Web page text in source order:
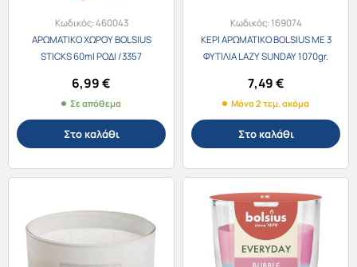
Κωδικός:460043
ΑΡΩΜΑΤΙΚΟ ΧΩΡΟΥ BOLSIUS
STICKS 60ml ΡΟΔΙ /3357
6,99€
Σε απόθεμα
Στο καλάθι
Κωδικός:169074
ΚΕΡΙ ΑΡΩΜΑΤΙΚΟ BOLSIUS ΜΕ 3
ΦΥΤΙΛΙΑ LAZY SUNDAY 1070gr.
7,49€
Μόνο 2 τεμ. ακόμα
Στο καλάθι